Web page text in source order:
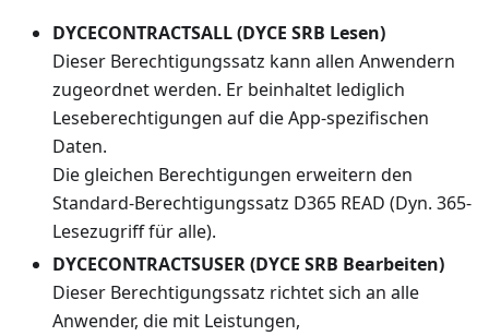
DYCECONTRACTSALL (DYCE SRB Lesen)
Dieser Berechtigungssatz kann allen Anwendern
zugeordnet werden. Er beinhaltet lediglich
Leseberechtigungen auf die App-spezifischen
Daten.
Die gleichen Berechtigungen erweitern den
Standard-Berechtigungssatz D365 READ (Dyn. 365-
Lesezugriff für alle).
DYCECONTRACTSUSER (DYCE SRB Bearbeiten)
Dieser Berechtigungssatz richtet sich an alle
Anwender, die mit Leistungen,